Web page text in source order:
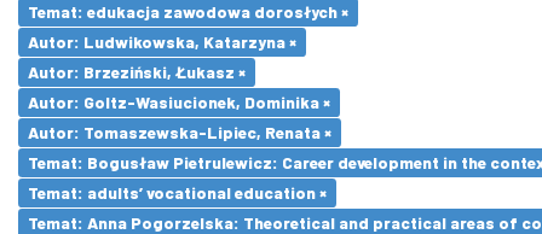
Temat: edukacja zawodowa dorosłych ×
Autor: Ludwikowska, Katarzyna ×
Autor: Brzeziński, Łukasz ×
Autor: Goltz-Wasiucionek, Dominika ×
Autor: Tomaszewska-Lipiec, Renata ×
Temat: Bogusław Pietrulewicz: Career development in the
Temat: adults’ vocational education ×
Temat: Anna Pogorzelska: Theoretical and practical areas of